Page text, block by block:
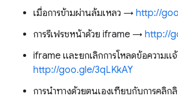
เมื่อการข้ามผ่านล้มเหลว → http://
การรีเฟรชหน้าด้วย iframe → http://
iframe และยกเลิกการโหลดข้อความ
http://goo.gle/3qLKkAY
การนำทางด้วยตนเองเทียบกับการคลิ